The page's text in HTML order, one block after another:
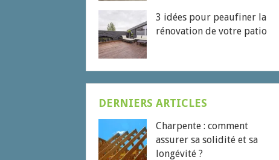
3 idées pour peaufiner la
rénovation de votre patio
DERNIERS ARTICLES
Charpente : comment
assurer sa solidité et sa
longévité ?